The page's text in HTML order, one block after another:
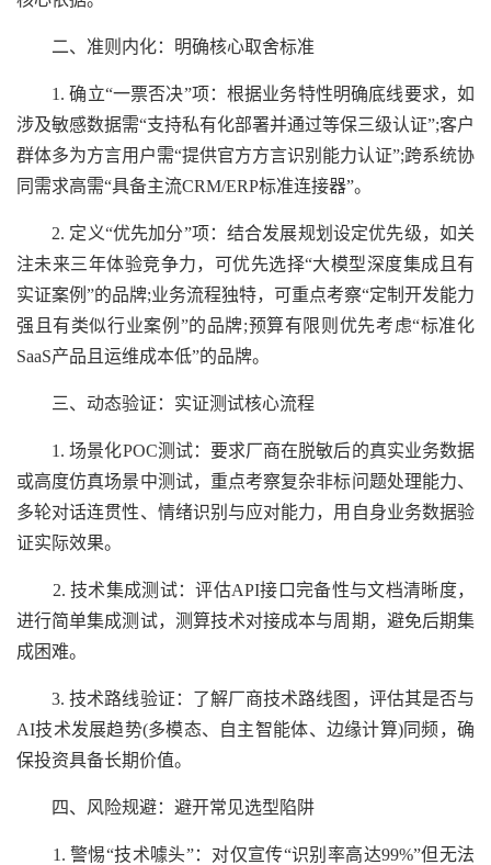
二、准则内化：明确核心取舍标准
1. 确立“一票否决”项：根据业务特性明确底线要求，如
涉及敏感数据需“支持私有化部署并通过等保三级认证”;客户
群体多为方言用户需“提供官方方言识别能力认证”;跨系统协
同需求高需“具备主流CRM/ERP标准连接器”。
2. 定义“优先加分”项：结合发展规划设定优先级，如关
注未来三年体验竞争力，可优先选择“大模型深度集成且有
实证案例”的品牌;业务流程独特，可重点考察“定制开发能力
强且有类似行业案例”的品牌;预算有限则优先考虑“标准化
SaaS产品且运维成本低”的品牌。
三、动态验证：实证测试核心流程
1. 场景化POC测试：要求厂商在脱敏后的真实业务数据
或高度仿真场景中测试，重点考察复杂非标问题处理能力、
多轮对话连贯性、情绪识别与应对能力，用自身业务数据验
证实际效果。
2. 技术集成测试：评估API接口完备性与文档清晰度，
进行简单集成测试，测算技术对接成本与周期，避免后期集
成困难。
3. 技术路线验证：了解厂商技术路线图，评估其是否与
AI技术发展趋势(多模态、自主智能体、边缘计算)同频，确
保投资具备长期价值。
四、风险规避：避开常见选型陷阱
1. 警惕“技术噱头”：对仅宣传“识别率高达99%”但无法